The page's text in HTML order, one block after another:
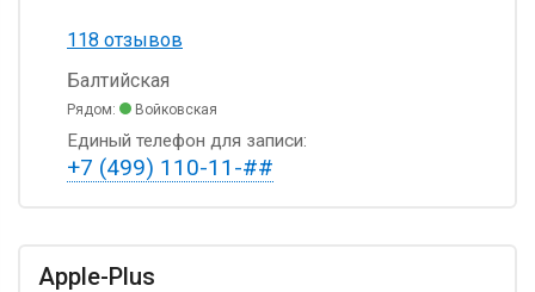
118 отзывов
Балтийская
Рядом: Войковская
Единый телефон для записи:
+7 (499) 110-11-##
Apple-Plus